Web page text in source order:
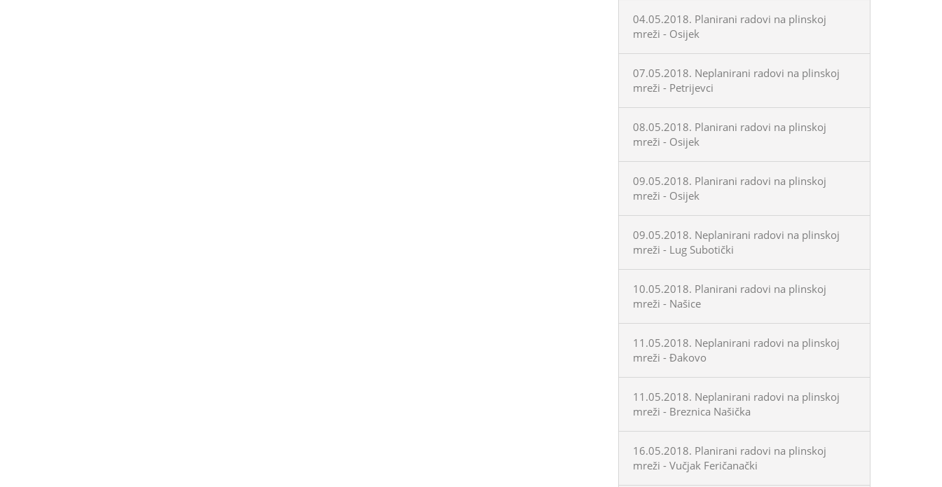
04.05.2018. Planirani radovi na plinskoj
mreži - Osijek
07.05.2018. Neplanirani radovi na plinskoj
mreži - Petrijevci
08.05.2018. Planirani radovi na plinskoj
mreži - Osijek
09.05.2018. Planirani radovi na plinskoj
mreži - Osijek
09.05.2018. Neplanirani radovi na plinskoj
mreži - Lug Subotički
10.05.2018. Planirani radovi na plinskoj
mreži - Našice
11.05.2018. Neplanirani radovi na plinskoj
mreži - Đakovo
11.05.2018. Neplanirani radovi na plinskoj
mreži - Breznica Našička
16.05.2018. Planirani radovi na plinskoj
mreži - Vučjak Feričanački